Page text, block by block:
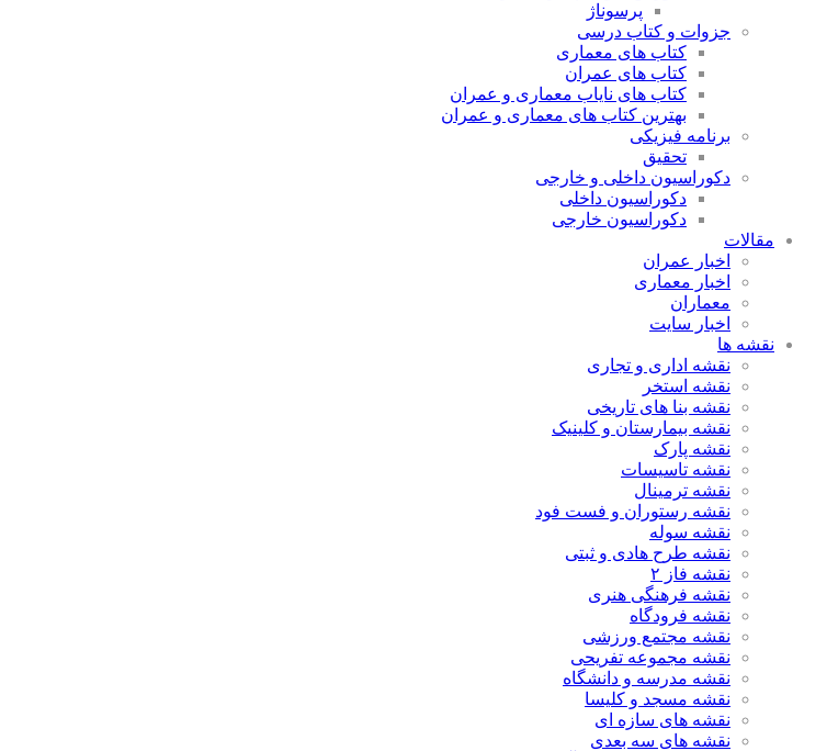
پرسوناژ
جزوات و کتاب درسی
کتاب های معماری
کتاب های عمران
کتاب های نایاب معماری و عمران
بهترین کتاب های معماری و عمران
برنامه فیزیکی
تحقیق
دکوراسیون داخلی و خارجی
دکوراسیون داخلی
دکوراسیون خارجی
مقالات
اخبار عمران
اخبار معماری
معماران
اخبار سایت
نقشه ها
نقشه اداری و تجاری
نقشه استخر
نقشه بنا های تاریخی
نقشه بیمارستان و کلینیک
نقشه پارک
نقشه تاسیسات
نقشه ترمینال
نقشه رستوران و فست فود
نقشه سوله
نقشه طرح هادی و ثبتی
نقشه فاز ۲
نقشه فرهنگی هنری
نقشه فرودگاه
نقشه مجتمع ورزشی
نقشه مجموعه تفریحی
نقشه مدرسه و دانشگاه
نقشه مسجد و کلیسا
نقشه های سازه ای
نقشه های سه بعدی